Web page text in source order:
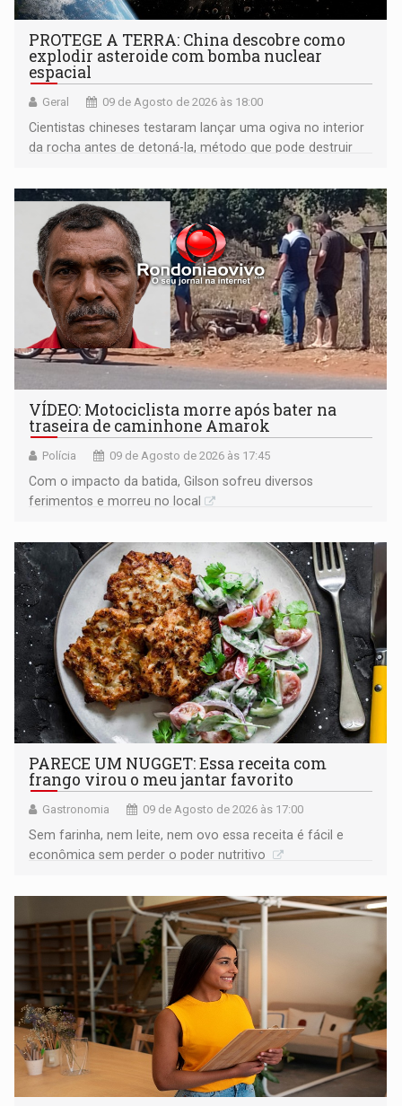
PROTEGE A TERRA: China descobre como
explodir asteroide com bomba nuclear
espacial
Geral 09 de Agosto de 2026 às 18:00
Cientistas chineses testaram lançar uma ogiva no interior
da rocha antes de detoná-la, método que pode destruir
VÍDEO: Motociclista morre após bater na
traseira de caminhone Amarok
Polícia 09 de Agosto de 2026 às 17:45
​Com o impacto da batida, Gilson sofreu diversos
ferimentos e morreu no local
PARECE UM NUGGET: Essa receita com
frango virou o meu jantar favorito
Gastronomia 09 de Agosto de 2026 às 17:00
Sem farinha, nem leite, nem ovo essa receita é fácil e
econômica sem perder o poder nutritivo